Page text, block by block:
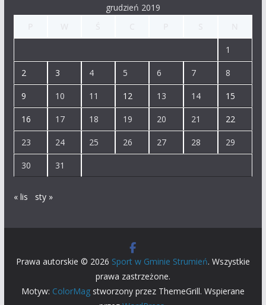
grudzień 2019
1
2 3 4 5 6 7 8
9 10 11 12 13 14 15
16 17 18 19 20 21 22
23 24 25 26 27 28 29
30 31
« lis sty »
Prawa autorskie © 2026 Sport w Gminie Strumień. Wszystkie
prawa zastrzeżone.
Motyw: ColorMagstworzony przez ThemeGrill. Wspierane